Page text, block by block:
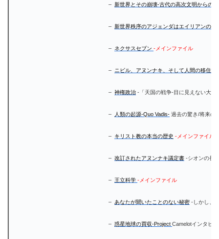
– 新世界とその崩壊-古代の高次文明からの
– 新世界秩序のアジェンダはエイリアンのア
– ネクサスセブン -メインファイル
– ニビル、アヌンナキ、そして人間の移住-
– 神権政治 -「天国の戦争-目に見えない大学
– 人類の起源-Quo Vadis- 過去の驚き/将来の
– キリスト教の本当の歴史 -メインファイル
– 改訂されたアヌンナキ議定書 -シオンの長
– 王立科学 -メインファイル
– あなたが聞いたことのない秘密 -しかし、
– 惑星地球の買収-Project Camelotインタビ